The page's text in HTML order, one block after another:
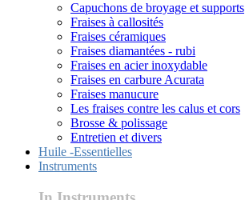
Capuchons de broyage et supports
Fraises à callosités
Fraises céramiques
Fraises diamantées - rubi
Fraises en acier inoxydable
Fraises en carbure Acurata
Fraises manucure
Les fraises contre les calus et cors
Brosse & polissage
Entretien et divers
Huile -Essentielles
Instruments